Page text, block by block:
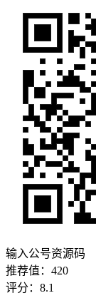
输入公号资源码
推荐值： 420
评分： 8.1